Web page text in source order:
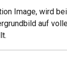
Image, wird
auf